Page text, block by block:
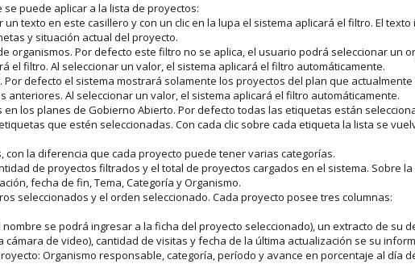
puede aplicar a la lista de proyectos:
texto en este casillero y con un clic en la lupa el sistema aplicará el filtro. El
y situación actual del proyecto.
organismos. Por defecto este filtro no se aplica, el usuario podrá seleccionar un
el filtro. Al seleccionar un valor, el sistema aplicará el filtro automáticamente.
defecto el sistema mostrará solamente los proyectos del plan que
Al seleccionar un valor, el sistema aplicará el filtro automáticamente.
los planes de Gobierno Abierto. Por defecto todas las etiquetas están
que estén seleccionadas. Con cada clic sobre cada etiqueta la lista se
la diferencia que cada proyecto puede tener varias categorías.
de proyectos filtrados y el total de proyectos cargados en el sistema. Sobre
fecha de fin, Tema, Categoría y Organismo.
seleccionados y el orden seleccionado. Cada proyecto posee tres columnas:
se podrá ingresar a la ficha del proyecto seleccionado), un extracto de su
de video), cantidad de visitas y fecha de la última actualización se su
Organismo responsable, categoría, período y avance en porcentaje al día